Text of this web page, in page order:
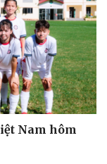
Nam hôm